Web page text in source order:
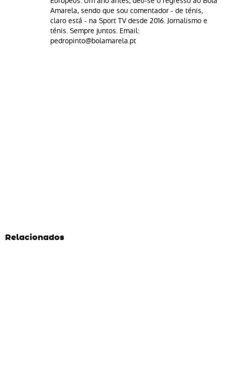
Amarela, sendo que sou comentador - de ténis,
claro está - na Sport TV desde 2016. Jornalismo e
ténis. Sempre juntos. Email:
pedropinto@bolamarela.pt
Relacionados